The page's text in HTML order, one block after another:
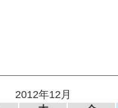
2012年12月